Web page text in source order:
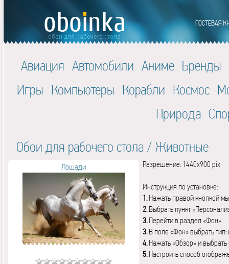
Авиация Автомобили Аниме Бренды
Игры Компьютеры Корабли Космос
Природа
Обои для рабочего стола / Животные
Лошади Разрешение: 1440x900 pix
Инструкция по установке:
1.Нажать правой кнопкой
2.Выбрать пункт
3.Перейти в раздел «Фон».
3.В поле «Фон» выбрать
4.Нажать «Обзор» и выбрать
5.Настроить способ